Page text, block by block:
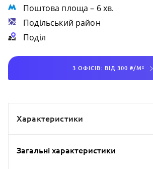
Поштова площа – 6 хв.
Подільський район
Поділ
3 ОФІСІВ: ВІД 300 ₴/М²
Характеристики
Загальні характеристики